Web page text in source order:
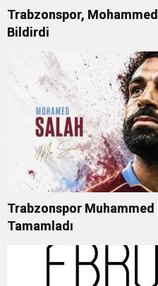
Trabzonspor, Mohammed
Bildirdi
Trabzonspor
Tamamladı